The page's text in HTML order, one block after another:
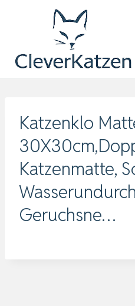
Katzenklo
Katzenmatte,
Geruchsne…